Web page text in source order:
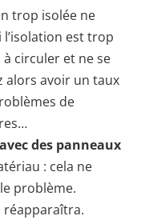
trop isolée ne
l’isolation est trop
à circuler et ne se
alors avoir un taux
de
des panneaux
: cela ne
problème.
réapparaîtra.